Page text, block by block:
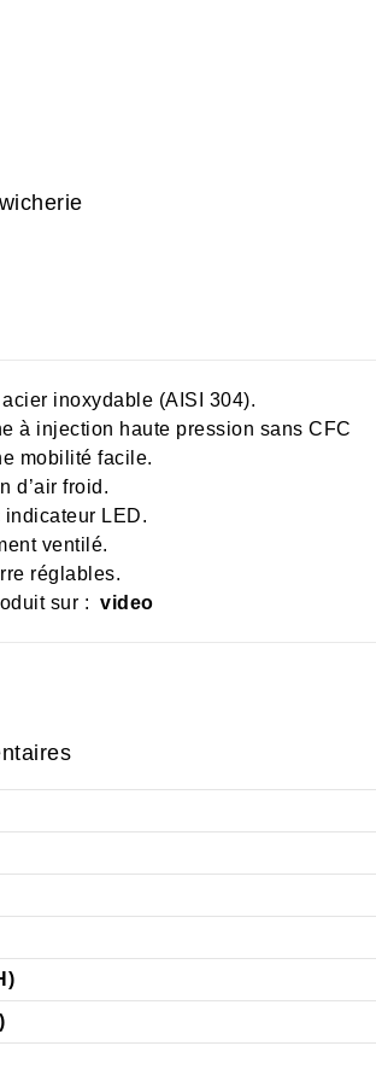
inoxydable (AISI 304).
à injection haute pression sans CFC
mobilité facile.
d’air froid.
LED.
ventilé.
réglables.
sur :
video